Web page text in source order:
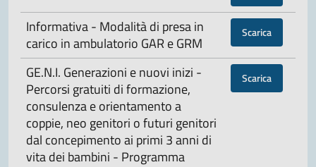
Informativa - Modalità di presa in
carico in ambulatorio GAR e GRM
Scarica
GE.N.I. Generazioni e nuovi inizi -
Percorsi gratuiti di formazione,
consulenza e orientamento a
coppie, neo genitori o futuri genitori
dal concepimento ai primi 3 anni di
vita dei bambini - Programma
Scarica